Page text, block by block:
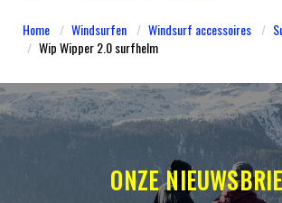
Home Windsurfen Windsurf accessoires
Wip Wipper 2.0 surfhelm
ONZE